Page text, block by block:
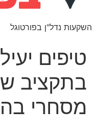
השקעות נדל"ן בפורטוגל
טיפים
בתקציב
מסחרי